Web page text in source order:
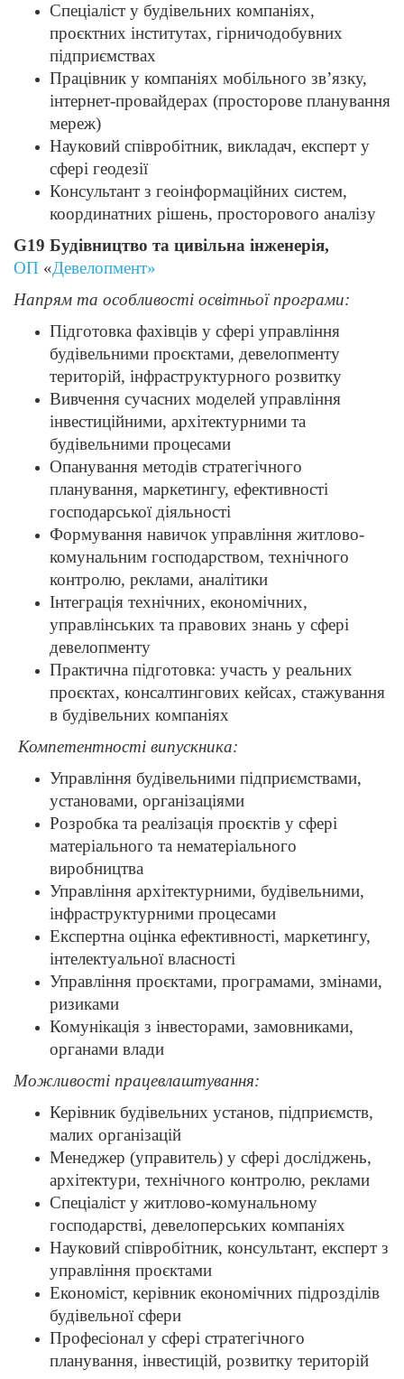
Спеціаліст у будівельних компаніях,
проєктних інститутах, гірничодобувних
підприємствах
Працівник у компаніях мобільного зв’язку,
інтернет-провайдерах (просторове планування
мереж)
Науковий співробітник, викладач, експерт у
сфері геодезії
Консультант з геоінформаційних систем,
координатних рішень, просторового аналізу
G19 Будівництво та цивільна інженерія,
ОП «Девелопмент»
Напрям та особливості освітньої програми:
Підготовка фахівців у сфері управління
будівельними проєктами, девелопменту
територій, інфраструктурного розвитку
Вивчення сучасних моделей управління
інвестиційними, архітектурними та
будівельними процесами
Опанування методів стратегічного
планування, маркетингу, ефективності
господарської діяльності
Формування навичок управління житлово-
комунальним господарством, технічного
контролю, реклами, аналітики
Інтеграція технічних, економічних,
управлінських та правових знань у сфері
девелопменту
Практична підготовка: участь у реальних
проєктах, консалтингових кейсах, стажування
в будівельних компаніях
Компетентності випускника:
Управління будівельними підприємствами,
установами, організаціями
Розробка та реалізація проєктів у сфері
матеріального та нематеріального
виробництва
Управління архітектурними, будівельними,
інфраструктурними процесами
Експертна оцінка ефективності, маркетингу,
інтелектуальної власності
Управління проєктами, програмами, змінами,
ризиками
Комунікація з інвесторами, замовниками,
органами влади
Можливості працевлаштування:
Керівник будівельних установ, підприємств,
малих організацій
Менеджер (управитель) у сфері досліджень,
архітектури, технічного контролю, реклами
Спеціаліст у житлово-комунальному
господарстві, девелоперських компаніях
Науковий співробітник, консультант, експерт з
управління проєктами
Економіст, керівник економічних підрозділів
будівельної сфери
Професіонал у сфері стратегічного
планування, інвестицій, розвитку територій